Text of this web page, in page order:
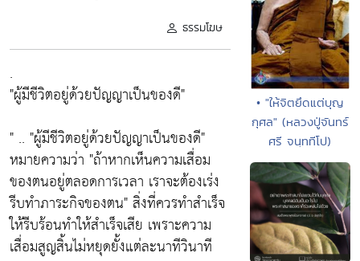
ธรรมโฆษ
.
"ผู้มีชีวิตอยู่ด้วยปัญญาเป็นของดี"
" .. "ผู้มีชีวิตอยู่ด้วยปัญญาเป็นของดี"
หมายความว่า "ถ้าหากเห็นความเสื่อม
ของตนอยู่ตลอดการเวลา เราจะต้องเร่ง
รีบทำภาระกิจของตน" สิ่งที่ควรทำสำเร็จ
ให้รีบร้อนทำให้สำเร็จเสีย เพราะความ
เสื่อมสูญสิ้นไม่หยุดยั้งแต่ละนาทีวินาที
• "ให้จิตยึดแต่บุญ
กุศล" (หลวงปู่จันทร์
ศรี จนฺททีโป)